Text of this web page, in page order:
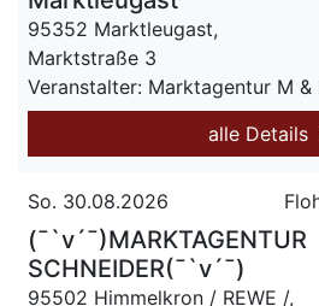
95352 Marktleugast,
Marktstraße 3
Veranstalter: Marktagentur M &
alle Details
So. 30.08.2026
(¯`v´¯)MARKTAGENTUR
SCHNEIDER(¯`v´¯)
95502 Himmelkron / REWE /,